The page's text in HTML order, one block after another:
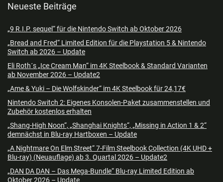
Neueste Beiträge
„9 R.I.P. sequel“ für die Nintendo Switch ab Oktober 2026
„Bread and Fred“ Limited Edition für die Playstation 5 & Nintendo
Switch ab 2026 – Update
Eli Roth´s „Ice Cream Man“ im 4K Steelbook & Standard Varianten
ab November 2026 – Update2
„Ame & Yuki – Die Wolfskinder“ im 4K Steelbook für 24,17€
Nintendo Switch 2: Eigenes Konsolen-Paket zusammenstellen und
Zubehör kostenlos erhalten
„Shang-High Noon“, „Shanghai Knights“, „Missing in Action 1 & 2“
demnächst in Blu-ray Hartboxen – Update
„A Nightmare On Elm Street“ 7-Film Steelbook Collection (4K UHD +
Blu-ray) (Neuauflage) ab 3. Quartal 2026 – Update2
„DAN DA DAN – Das Mega-Bundle“ Blu-ray Limited Edition ab
Oktober 2026 – Update